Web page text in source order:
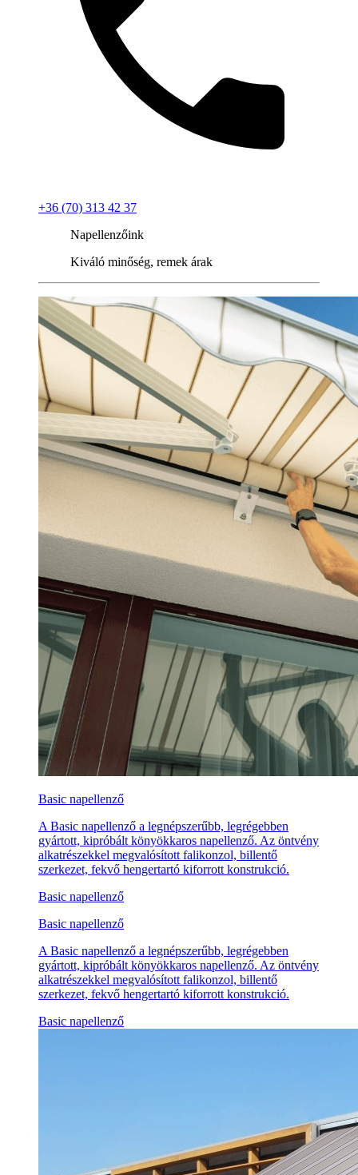
+36 (70) 313 42 37
Napellenzőink
Kiváló minőség, remek árak
Basic napellenző
A Basic napellenző a legnépszerűbb, legrégebben
gyártott, kipróbált könyökkaros napellenző. Az öntvény
alkatrészekkel megvalósított falikonzol, billentő
szerkezet, fekvő hengertartó kiforrott konstrukció.
Basic napellenző
Basic napellenző
A Basic napellenző a legnépszerűbb, legrégebben
gyártott, kipróbált könyökkaros napellenző. Az öntvény
alkatrészekkel megvalósított falikonzol, billentő
szerkezet, fekvő hengertartó kiforrott konstrukció.
Basic napellenző